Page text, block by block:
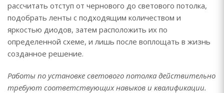
рассчитать отступ от чернового до светового потолка,
подобрать ленты с подходящим количеством и
яркостью диодов, затем расположить их по
определенной схеме, и лишь после воплощать в жизнь
созданное решение.
Работы по установке светового потолка действительно
требуют соответствующих навыков и квалификации.